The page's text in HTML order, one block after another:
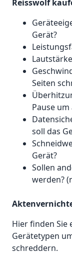
Reisswolf
Gerät?
Seiten
Pause
soll das
Gerät?
Sollen
werden?
Hier finden Sie
Gerätetypen
schreddern.